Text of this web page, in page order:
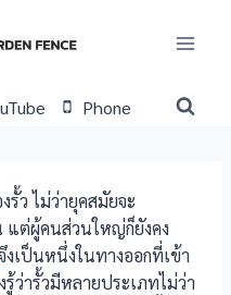
Phone
รั้ว ไม่ว่ายุคสมัยจะ
ต่ผู้คนส่วนใหญ่ก็ยังคง
งเป็นหนึ่งในทางออกที่เข้า
ว่ารั้วมีหลายประเภทไม่ว่า